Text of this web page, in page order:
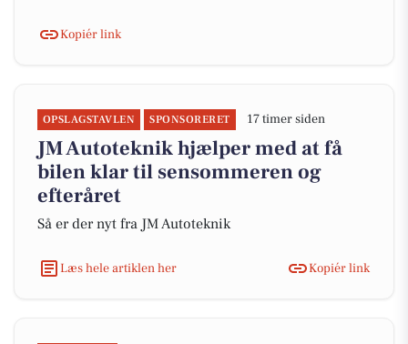
Kopiér link
OPSLAGSTAVLEN SPONSORERET 17 timer siden
JM Autoteknik hjælper med at få
bilen klar til sensommeren og
efteråret
Så er der nyt fra JM Autoteknik
Læs hele artiklen her Kopiér link